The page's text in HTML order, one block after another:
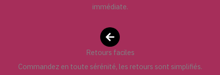
immédiate.
Retours faciles
Commandez en toute sérénité, les retours sont simplifiés.